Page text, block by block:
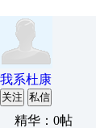
我系杜康
关注 私信
精华：0帖